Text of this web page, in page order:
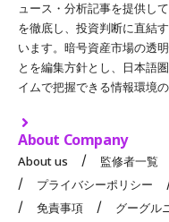
ュース・分析記事を提供し
を徹底し、投資判断に直結
います。暗号資産市場の透
とを編集方針とし、日本語
イムで把握できる情報環境
About Company
About us 監修者一覧
プライバシーポリシー
免責事項
グーグル